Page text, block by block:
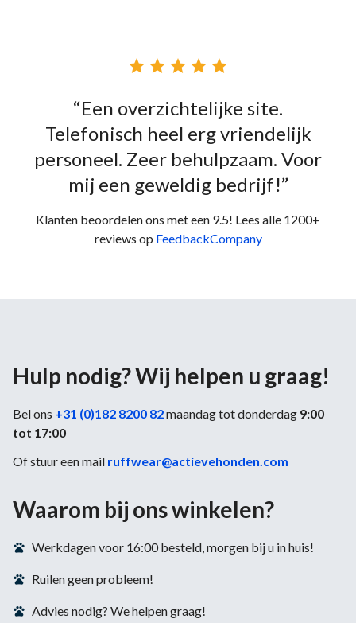
    
“Een overzichtelijke site.
Telefonisch heel erg vriendelijk
personeel. Zeer behulpzaam. Voor
mij een geweldig bedrijf!”
Klanten beoordelen ons met een 9.5! Lees alle 1200+
reviews op FeedbackCompany
Hulp nodig? Wij helpen u graag!
Bel ons +31 (0)182 8200 82maandag tot donderdag 9:00
tot 17:00
Of stuur een mail ruffwear@actievehonden.com
Waarom bij ons winkelen?
Werkdagen voor 16:00 besteld, morgen bij u in huis!
Ruilen geen probleem!
Advies nodig? We helpen graag!